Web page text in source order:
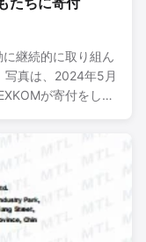
継続的に取り組ん
写真は、2024年5月
が寄付をして